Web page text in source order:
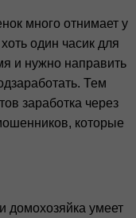
много отнимает у
один часик для
и нужно направить
Тем
заработка через
которые
домохозяйка умеет